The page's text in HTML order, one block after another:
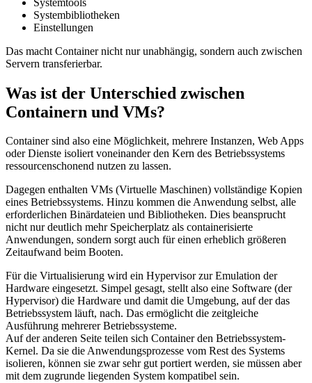
Systembibliotheken
Einstellungen
Das macht Container nicht nur unabhängig, sondern auch zwischen
Servern transferierbar.
Was ist der Unterschied zwischen
Containern und VMs?
Container sind also eine Möglichkeit, mehrere Instanzen, Web Apps
oder Dienste isoliert voneinander den Kern des Betriebssystems
ressourcenschonend nutzen zu lassen.
Dagegen enthalten VMs (Virtuelle Maschinen) vollständige Kopien
eines Betriebssystems. Hinzu kommen die Anwendung selbst, alle
erforderlichen Binärdateien und Bibliotheken. Dies beansprucht
nicht nur deutlich mehr Speicherplatz als containerisierte
Anwendungen, sondern sorgt auch für einen erheblich größeren
Zeitaufwand beim Booten.
Für die Virtualisierung wird ein Hypervisor zur Emulation der
Hardware eingesetzt. Simpel gesagt, stellt also eine Software (der
Hypervisor) die Hardware und damit die Umgebung, auf der das
Betriebssystem läuft, nach. Das ermöglicht die zeitgleiche
Ausführung mehrerer Betriebssysteme.
Auf der anderen Seite teilen sich Container den Betriebssystem-
Kernel. Da sie die Anwendungsprozesse vom Rest des Systems
isolieren, können sie zwar sehr gut portiert werden, sie müssen aber
mit dem zugrunde liegenden System kompatibel sein.